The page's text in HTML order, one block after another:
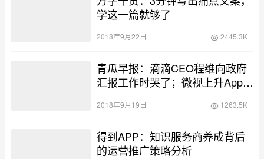
学这一篇就够了
2018年9月22日 2445.3K
青瓜早报：滴滴CEO程维向政府
汇报工作时哭了；微视上升App
2018年9月19日 1263.5K
得到APP：知识服务商养成背后
的运营推广策略分析